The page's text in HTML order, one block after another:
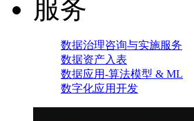
服务
数据治理咨询与实施服务
数据资产入表
数据应用-算法模型 & ML
数字化应用开发